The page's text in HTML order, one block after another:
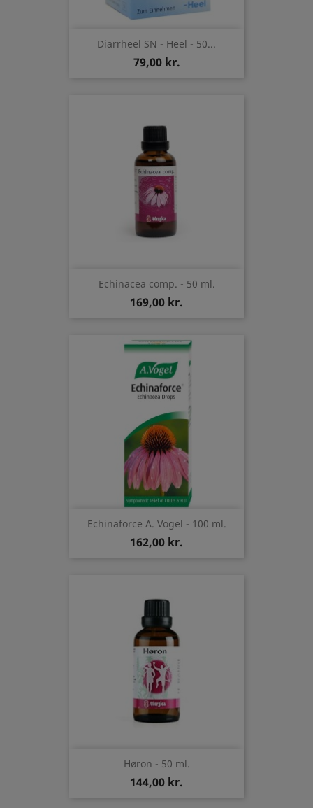
Diarrheel SN - Heel - 50...
79,00 kr.
Echinacea comp. - 50 ml.
169,00 kr.
Echinaforce A. Vogel - 100 ml.
162,00 kr.
Høron - 50 ml.
144,00 kr.